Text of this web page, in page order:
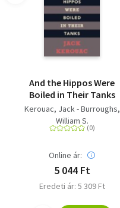
And the Hippos Were
Boiled in Their Tanks
Kerouac, Jack - Burroughs,
William S.
Online ár:
5 044 Ft
Eredeti ár: 5 309 Ft